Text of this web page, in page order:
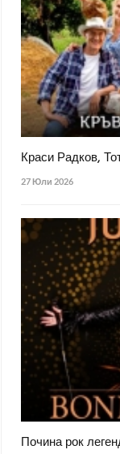
Краси Радков,
27 Юли 2026
Почина рок